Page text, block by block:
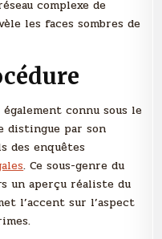
complexe de
les faces sombres de
connu sous le
distingue par son
des enquêtes
. Ce sous-genre du
un aperçu réaliste du
l’accent sur l’aspect